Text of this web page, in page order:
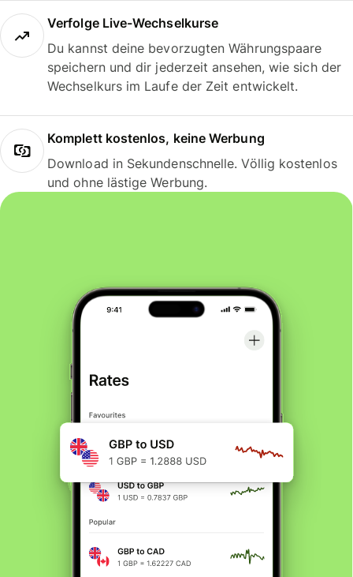
Verfolge Live-Wechselkurse
Du kannst deine bevorzugten Währungspaare
speichern und dir jederzeit ansehen, wie sich der
Wechselkurs im Laufe der Zeit entwickelt.
Komplett kostenlos, keine Werbung
Download in Sekundenschnelle. Völlig kostenlos
und ohne lästige Werbung.